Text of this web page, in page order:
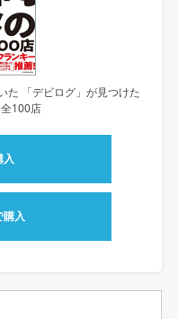
た 「デビログ」が見つけた
100店
購入